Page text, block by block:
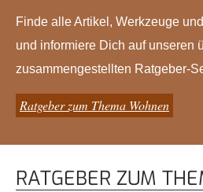
Finde alle Artikel, Werkzeuge
und informiere Dich auf unseren
zusammengestellten Ratgeber-
Ratgeber zum Thema Wohnen
RATGEBER ZUM